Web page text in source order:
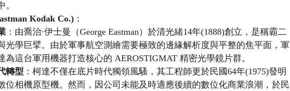
。
Kodak Co.) ：
：由喬治·伊士曼（George Eastman）於清光緒14年(1888)創立，是稱霸二
光學巨擘。由於軍事航空測繪需要極致的邊緣解析度與平整的焦平面，軍
為這台軍用機器打造核心的 AEROSTIGMAT 精密光學鏡片群。
轉型 ：柯達不僅在底片時代獨領風騷，其工程師更於民國64年(1975)發明
位相機原型機。然而，因公司未能及時適應後續的數位化商業浪潮，於民